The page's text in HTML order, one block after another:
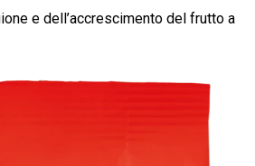
e dell’accrescimento del frutto a